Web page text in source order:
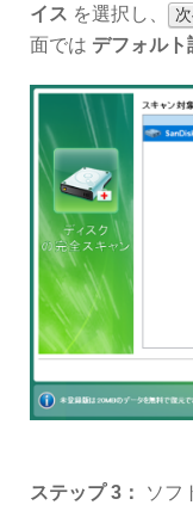
イス を選択し、
面では デフォルト
ステップ 3：
ソフ